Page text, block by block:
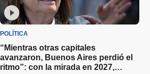
POLÍTICA
“Mientras otras capitales
avanzaron, Buenos Aires perdió el
ritmo”: con la mirada en 2027,